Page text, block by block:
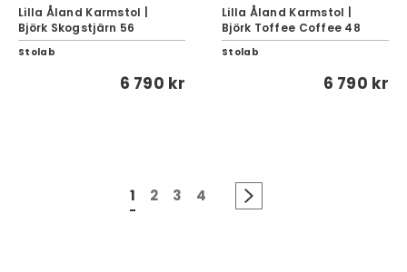
Lilla Åland Karmstol |
Björk Skogstjärn 56
Stolab
6 790 kr
Lilla Åland Karmstol |
Björk Toffee Coffee 48
Stolab
6 790 kr
1 2 3 4